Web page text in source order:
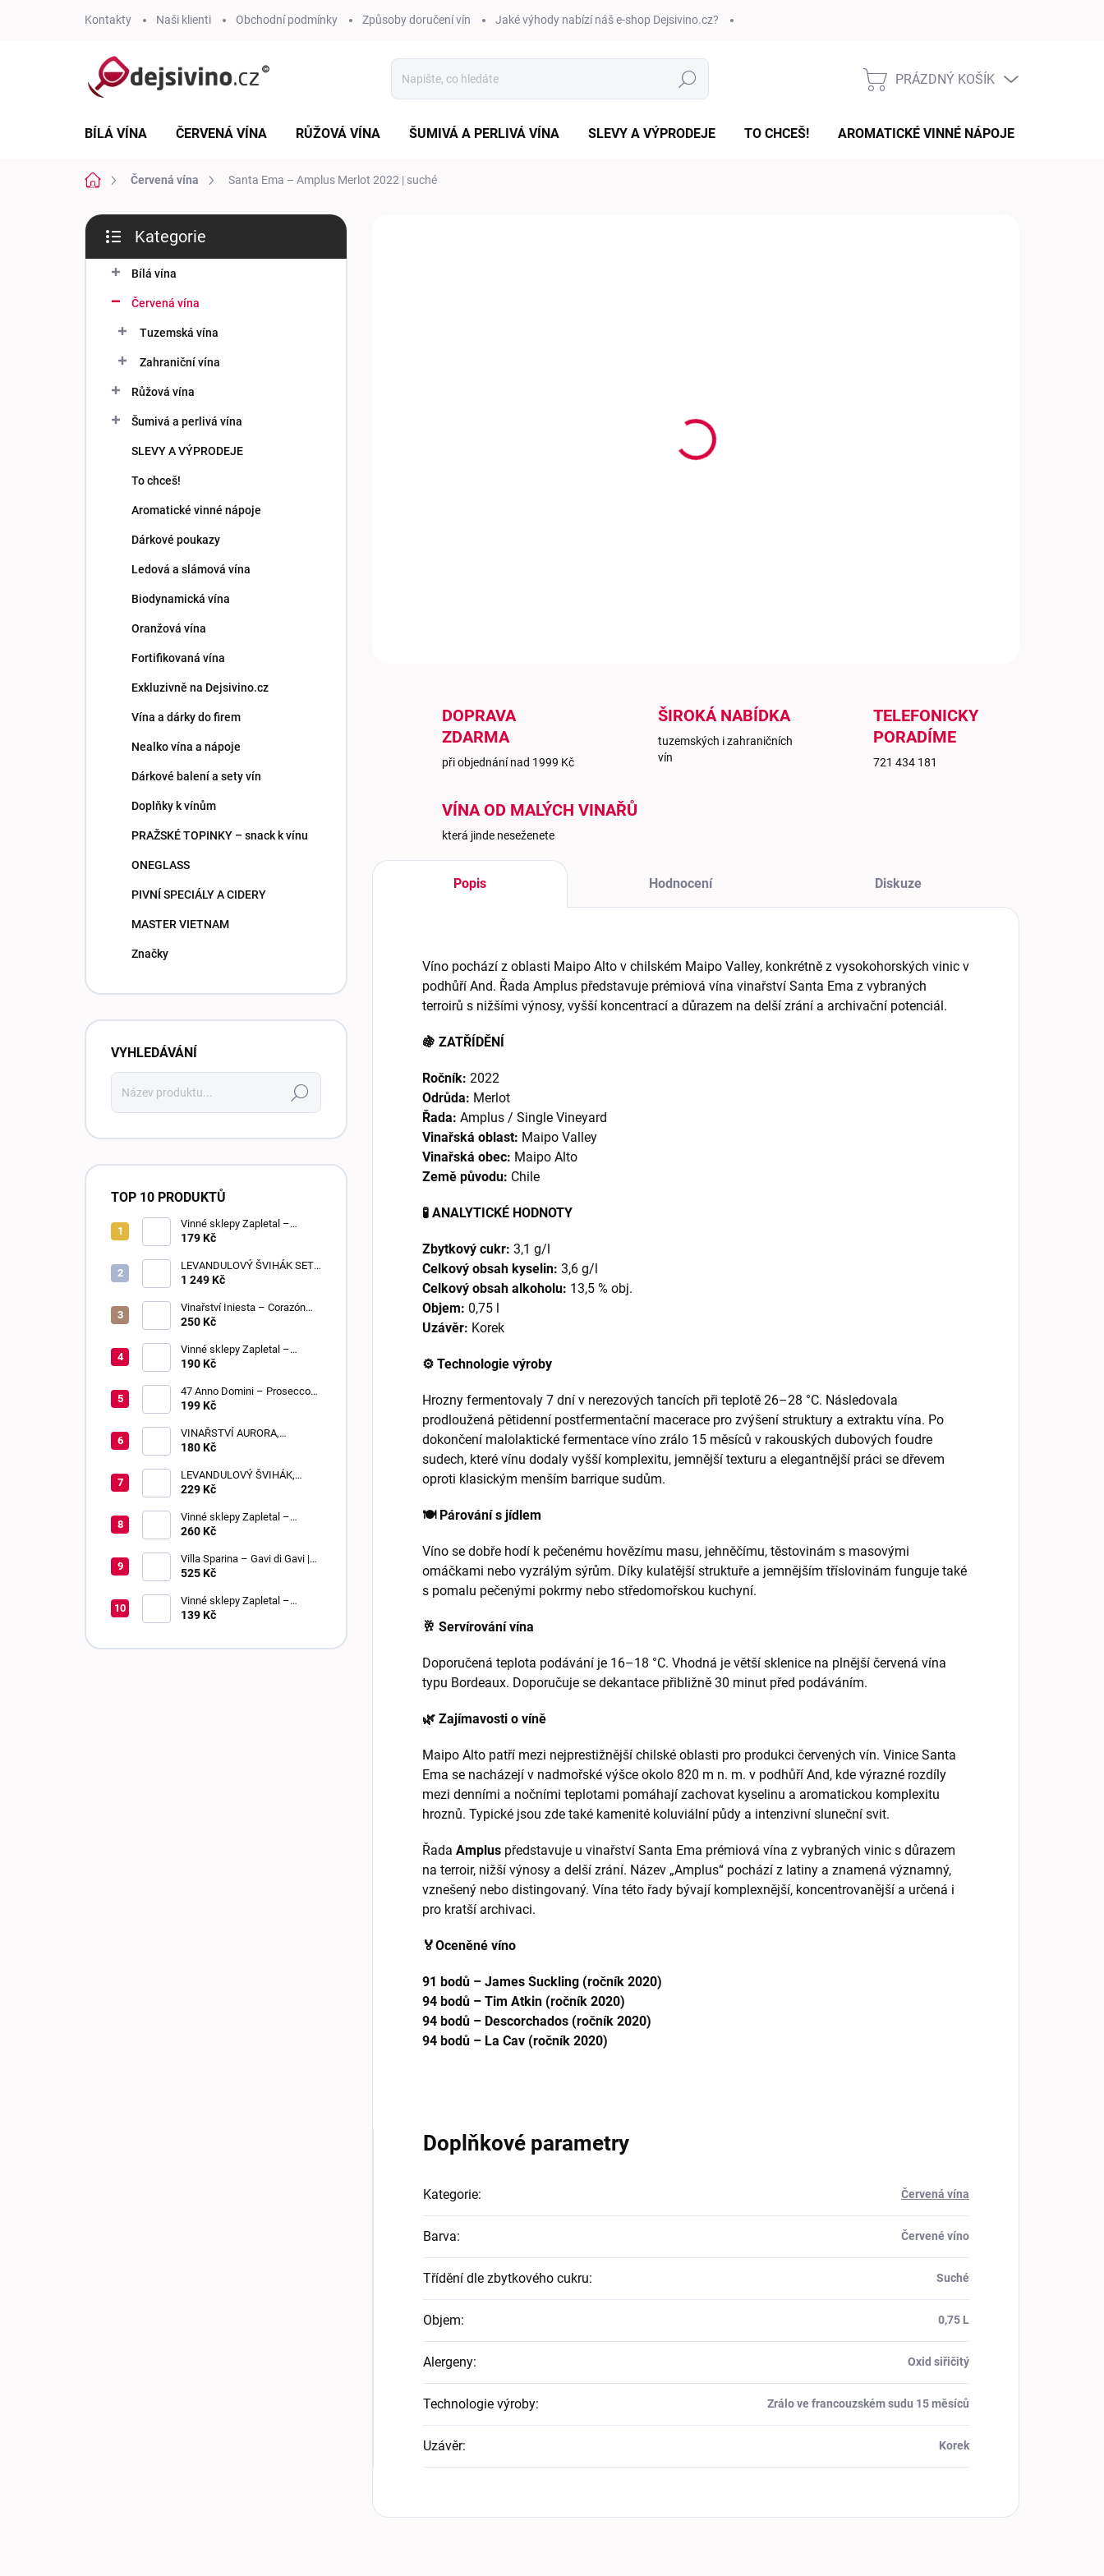
Kontakty Naši klienti Obchodní podmínky Způsoby doručení vín Jaké výhody nabízí náš e-shop Dejsivino.cz?
Hledat
NÁKUPNÍ
PRÁZDNÝ KOŠÍK
BÍLÁ VÍNA ČERVENÁ VÍNA RŮŽOVÁ VÍNA ŠUMIVÁ A PERLIVÁ VÍNA SLEVY A VÝPRODEJE TO CHCEŠ! AROMATICKÉ VINNÉ NÁPOJE
Domů Červená vína Santa Ema – Amplus Merlot 2022 | suché
P
s
kategorie
Kategorie
Bílá vína
Červená vína
Tuzemská vína
Zahraniční vína
Růžová vína
Šumivá a perlivá vína
SLEVY A VÝPRODEJE
To chceš!
Aromatické vinné nápoje
Dárkové poukazy
Ledová a slámová vína
Biodynamická vína
Oranžová vína
Fortifikovaná vína
Exkluzivně na Dejsivino.cz
Vína a dárky do firem
Nealko vína a nápoje
Dárkové balení a sety vín
Doplňky k vínům
PRAŽSKÉ TOPINKY – snack k vínu
ONEGLASS
PIVNÍ SPECIÁLY A CIDERY
MASTER VIETNAM
Značky
VYHLEDÁVÁNÍ
Hledat
TOP 10 PRODUKTŮ
Vinné sklepy Zapletal –
Sweet Touch 2025 | moravské
179 Kč
LEVANDULOVÝ ŠVIHÁK SET,
POLOSLADKÉ, 6 KUSŮ
1 249 Kč
Vinařství Iniesta – Corazón
Loco Blanco 2025 | suché
250 Kč
Vinné sklepy Zapletal –
Sauvignon 2024 | kabinetní
190 Kč
47 Anno Domini – Prosecco
DOC Frizzante | Extra Dry
199 Kč
VINAŘSTVÍ AURORA,
BEZIŇON, SLADKÉ, 0,75 L
180 Kč
LEVANDULOVÝ ŠVIHÁK,
POLOSLADKÉ, 0,75 L
229 Kč
Vinné sklepy Zapletal –
Muškát Rumeni 2024 | výběr z
260 Kč
Villa Sparina – Gavi di Gavi |
DOCG | suché
525 Kč
Vinné sklepy Zapletal –
Chardonnay 2024 | kabinetní
139 Kč
Santa Ema Amplus Merlot má hlubokou a jasnou rubínovou
DOPRAVA
ZDARMA
při objednání nad 1999 Kč
ŠIROKÁ NABÍDKA
tuzemských i zahraničních
vín
TELEFONICKY
PORADÍME
721 434 181
VÍNA OD MALÝCH VINAŘŮ
která jinde neseženete
Popis Hodnocení Diskuze
Víno pochází z oblasti Maipo Alto v chilském Maipo Valley, konkrétně z vysokohorských vinic v
podhůří And. Řada Amplus představuje prémiová vína vinařství Santa Ema z vybraných
terroirů s nižšími výnosy, vyšší koncentrací a důrazem na delší zrání a archivační potenciál.
🍇 ZATŘÍDĚNÍ
Ročník: 2022
Odrůda: Merlot
Řada: Amplus / Single Vineyard
Vinařská oblast: Maipo Valley
Vinařská obec: Maipo Alto
Země původu: Chile
🧪 ANALYTICKÉ HODNOTY
Zbytkový cukr: 3,1 g/l
Celkový obsah kyselin: 3,6 g/l
Celkový obsah alkoholu: 13,5 % obj.
Objem: 0,75 l
Uzávěr: Korek
⚙️ Technologie výroby
Hrozny fermentovaly 7 dní v nerezových tancích při teplotě 26–28 °C. Následovala
prodloužená pětidenní postfermentační macerace pro zvýšení struktury a extraktu vína. Po
dokončení malolaktické fermentace víno zrálo 15 měsíců v rakouských dubových foudre
sudech, které vínu dodaly vyšší komplexitu, jemnější texturu a elegantnější práci se dřevem
oproti klasickým menším barrique sudům.
🍽️ Párování s jídlem
Víno se dobře hodí k pečenému hovězímu masu, jehněčímu, těstovinám s masovými
omáčkami nebo vyzrálým sýrům. Díky kulatější struktuře a jemnějším tříslovinám funguje také
s pomalu pečenými pokrmy nebo středomořskou kuchyní.
🥂 Servírování vína
Doporučená teplota podávání je 16–18 °C. Vhodná je větší sklenice na plnější červená vína
typu Bordeaux. Doporučuje se dekantace přibližně 30 minut před podáváním.
🌿 Zajímavosti o víně
Maipo Alto patří mezi nejprestižnější chilské oblasti pro produkci červených vín. Vinice Santa
Ema se nacházejí v nadmořské výšce okolo 820 m n. m. v podhůří And, kde výrazné rozdíly
mezi denními a nočními teplotami pomáhají zachovat kyselinu a aromatickou komplexitu
hroznů. Typické jsou zde také kamenité koluviální půdy a intenzivní sluneční svit.
Řada Amplus představuje u vinařství Santa Ema prémiová vína z vybraných vinic s důrazem
na terroir, nižší výnosy a delší zrání. Název „Amplus“ pochází z latiny a znamená významný,
vznešený nebo distingovaný. Vína této řady bývají komplexnější, koncentrovanější a určená i
pro kratší archivaci.
🏅Oceněné víno
91 bodů – James Suckling (ročník 2020)
94 bodů – Tim Atkin (ročník 2020)
94 bodů – Descorchados (ročník 2020)
94 bodů – La Cav (ročník 2020)
Doplňkové parametry
Kategorie: Červená vína
Barva: Červené víno
Třídění dle zbytkového cukru: Suché
Objem: 0,75 L
Alergeny: Oxid siřičitý
Technologie výroby: Zrálo ve francouzském sudu 15 měsíců
Uzávěr: Korek